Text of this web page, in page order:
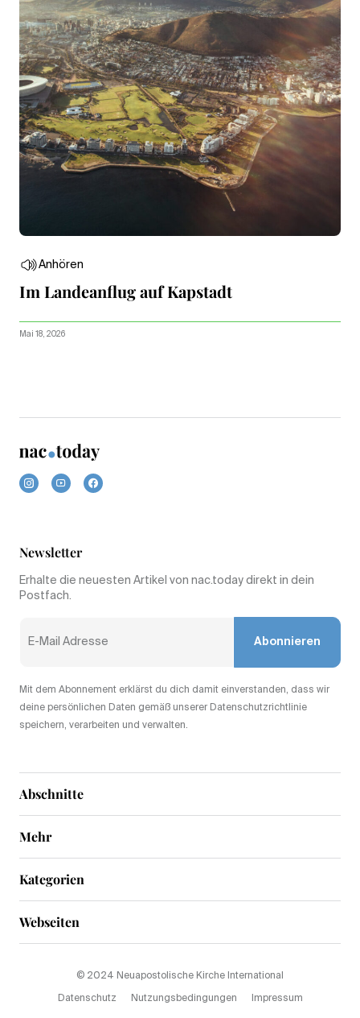
Anhören
Im Landeanflug auf Kapstadt
Mai 18, 2026
Abschnitte
Mehr
Newsletter
Erhalte die neuesten Artikel von nac.today direkt in dein
Postfach.
Abonnieren
Mit dem Abonnement erklärst du dich damit einverstanden, dass wir
deine persönlichen Daten gemäß unserer Datenschutzrichtlinie
speichern, verarbeiten und verwalten.
Kategorien
Webseiten
© 2024 Neuapostolische Kirche International
Datenschutz Nutzungsbedingungen Impressum